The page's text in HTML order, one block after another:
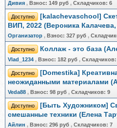
Дивия , Взнос: 149 руб , Складчиков: 6
Доступно
[kalachevaschool]
ВИП, 2022 (Вероника
Организатор , Взнос: 327 руб ,
Доступно Коллаж - это база
Vlad_1234 , Взнос: 182 руб , Складчиков:
Доступно
[Domestika]
неожиданными материалами
Veda88 , Взнос: 98 руб , Складчиков: 9
Доступно
[Быть Художником]
смешанные техники (Елена
Айлин , Взнос: 296 руб , Складчиков: 7